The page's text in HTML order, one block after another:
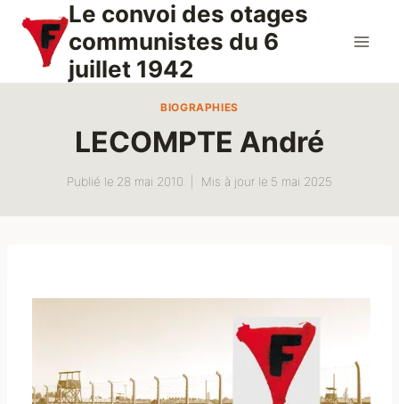
contenu
Le convoi des otages
communistes du 6
juillet 1942
BIOGRAPHIES
LECOMPTE André
Publié le 28 mai 2010 Mis à jour le 5 mai 2025